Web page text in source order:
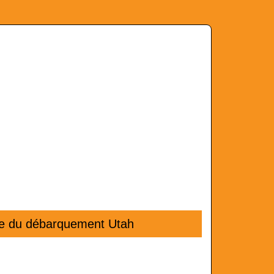
du débar­que­ment Utah